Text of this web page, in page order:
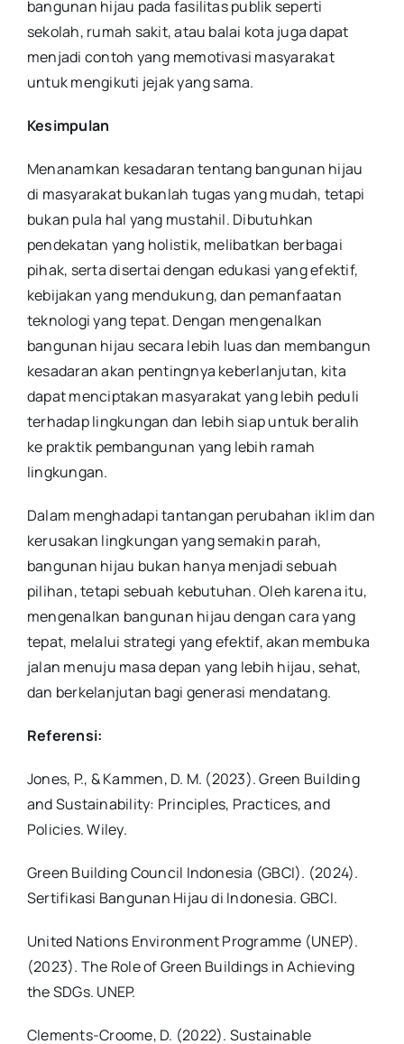
bangunan hijau pada fasilitas publik seperti
sekolah, rumah sakit, atau balai kota juga dapat
menjadi contoh yang memotivasi masyarakat
untuk mengikuti jejak yang sama.
Kesimpulan
Menanamkan kesadaran tentang bangunan hijau
di masyarakat bukanlah tugas yang mudah, tetapi
bukan pula hal yang mustahil. Dibutuhkan
pendekatan yang holistik, melibatkan berbagai
pihak, serta disertai dengan edukasi yang efektif,
kebijakan yang mendukung, dan pemanfaatan
teknologi yang tepat. Dengan mengenalkan
bangunan hijau secara lebih luas dan membangun
kesadaran akan pentingnya keberlanjutan, kita
dapat menciptakan masyarakat yang lebih peduli
terhadap lingkungan dan lebih siap untuk beralih
ke praktik pembangunan yang lebih ramah
lingkungan.
Dalam menghadapi tantangan perubahan iklim dan
kerusakan lingkungan yang semakin parah,
bangunan hijau bukan hanya menjadi sebuah
pilihan, tetapi sebuah kebutuhan. Oleh karena itu,
mengenalkan bangunan hijau dengan cara yang
tepat, melalui strategi yang efektif, akan membuka
jalan menuju masa depan yang lebih hijau, sehat,
dan berkelanjutan bagi generasi mendatang.
Referensi:
Jones, P., & Kammen, D. M. (2023). Green Building
and Sustainability: Principles, Practices, and
Policies. Wiley.
Green Building Council Indonesia (GBCI). (2024).
Sertifikasi Bangunan Hijau di Indonesia. GBCI.
United Nations Environment Programme (UNEP).
(2023). The Role of Green Buildings in Achieving
the SDGs. UNEP.
Clements-Croome, D. (2022). Sustainable